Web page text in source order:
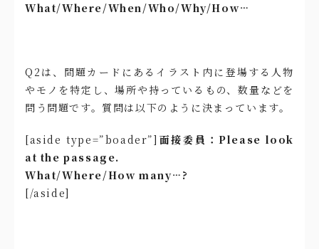
What/Where/When/Who/Why/How…
Q2は、問題カードにあるイラスト内に登場する人物
やモノを特定し、場所や持っているもの、数量などを
問う問題です。質問は以下のように決まっています。
[aside type=”boader”] 面接委員：Please look
at the passage.
What/Where/How many…?
[/aside]